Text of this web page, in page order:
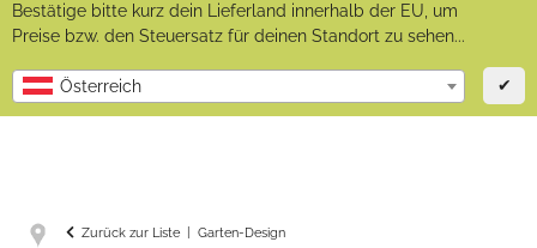
Bestätige bitte kurz dein Lieferland innerhalb der EU, um
Preise bzw. den Steuersatz für deinen Standort zu sehen...
Österreich ✔
Zurück zur Liste Garten-Design